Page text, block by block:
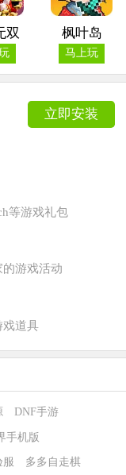
双 枫叶岛
马上玩
立即安装
等游戏礼包
游戏活动
戏道具
DNF手游
手机版
服 多多自走棋